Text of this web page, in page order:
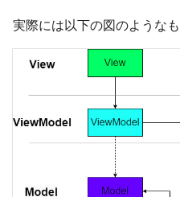
実際には以下の図のようなも